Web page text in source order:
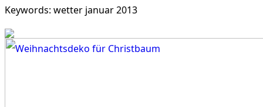
Keywords: wetter januar 2013